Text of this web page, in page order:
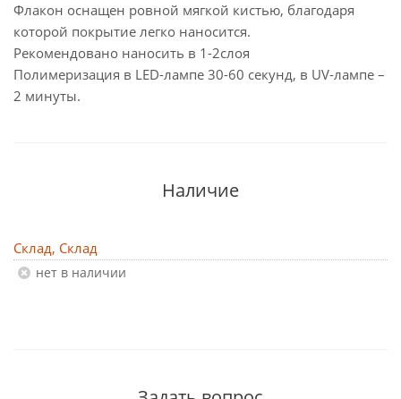
Флакон оснащен ровной мягкой кистью, благодаря
которой покрытие легко наносится.
Рекомендовано наносить в 1-2слоя
Полимеризация в LED-лампе 30-60 секунд, в UV-лампе –
2 минуты.
Наличие
Склад, Склад
Нет в наличии